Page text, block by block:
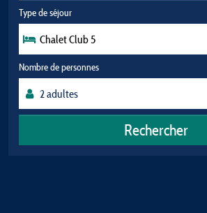
Type de séjour
Chalet Club 5
Nombre de personnes
Rechercher